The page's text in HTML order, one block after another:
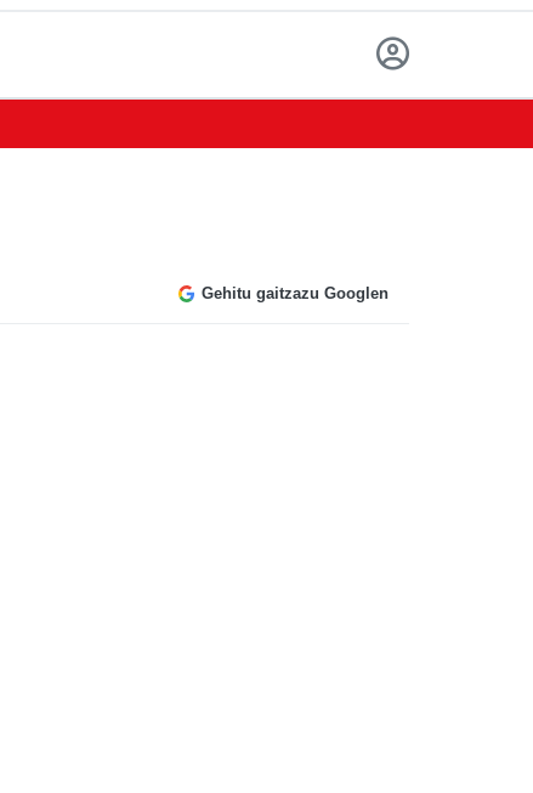
Gehitu gaitzazu Googlen